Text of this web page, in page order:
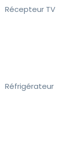
Récepteur TV
Réfrigérateur